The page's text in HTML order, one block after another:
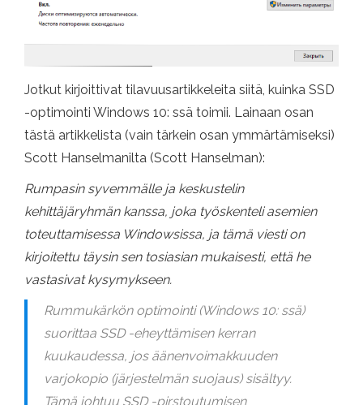
Jotkut kirjoittivat tilavuusartikkeleita siitä, kuinka SSD
-optimointi Windows 10: ssä toimii. Lainaan osan
tästä artikkelista (vain tärkein osan ymmärtämiseksi)
Scott Hanselmanilta (Scott Hanselman):
Rumpasin syvemmälle ja keskustelin
kehittäjäryhmän kanssa, joka työskenteli asemien
toteuttamisessa Windowsissa, ja tämä viesti on
kirjoitettu täysin sen tosiasian mukaisesti, että he
vastasivat kysymykseen.
Rummukärkön optimointi (Windows 10: ssä)
suorittaa SSD -eheyttämisen kerran
kuukaudessa, jos äänenvoimakkuuden
varjokopio (järjestelmän suojaus) sisältyy.
Tämä johtuu SSD -pirstoutumisen